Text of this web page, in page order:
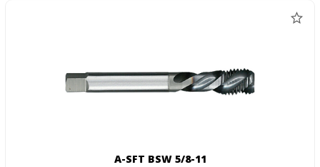
A-SFT BSW 5/8-11